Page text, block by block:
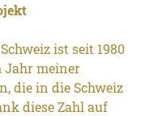
ist seit 1980
Jahr meiner
die in die Schweiz
diese Zahl auf